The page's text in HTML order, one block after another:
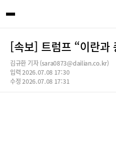
[속보] 트럼프 “이란
김규환 기자 (sara0873@dailian.co.kr)
입력 2026.07.08 17:30
수정 2026.07.08 17:31